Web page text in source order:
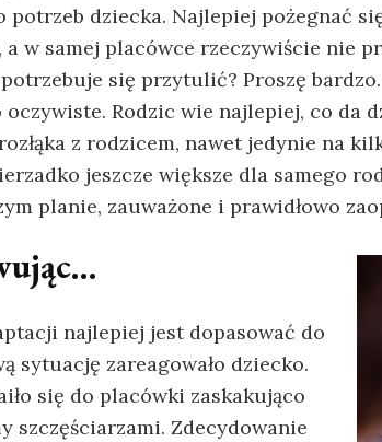
potrzeb dziecka. Najlepiej pożegnać
a w samej placówce rzeczywiście nie
się przytulić? Proszę
oczywiste. Rodzic wie najlepiej, co da
z rodzicem, nawet jedynie na
jeszcze większe dla samego
planie, zauważone i prawidłowo
najlepiej jest dopasować do
sytuację zareagowało dziecko.
się do placówki zaskakująco
szczęściarzami. Zdecydowanie